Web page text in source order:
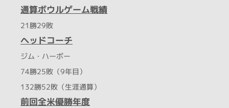
通算ボウルゲーム戦績
21勝29敗
ヘッドコーチ
ジム・ハーボー
74勝25敗（9年目）
132勝52敗（生涯通算）
前回全米優勝年度